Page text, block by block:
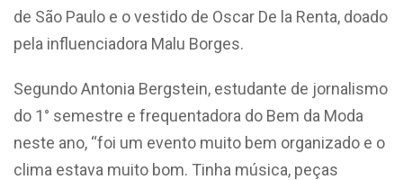
de São Paulo e o vestido de Oscar De la Renta, doado
pela influenciadora Malu Borges.
Segundo Antonia Bergstein, estudante de jornalismo
do 1° semestre e frequentadora do Bem da Moda
neste ano, “foi um evento muito bem organizado e o
clima estava muito bom. Tinha música, peças